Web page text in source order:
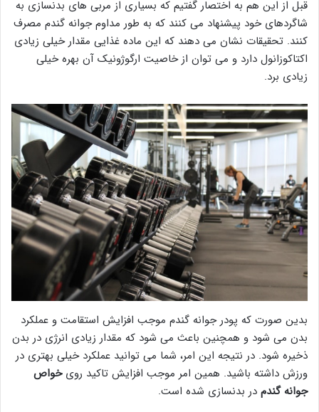
قبل از این هم به اختصار گفتیم که بسیاری از مربی های بدنسازی به
شاگردهای خود پیشنهاد می کنند که به طور مداوم جوانه گندم مصرف
کنند. تحقیقات نشان می دهند که این ماده غذایی مقدار خیلی زیادی
اکتاکوزانول دارد و می توان از خاصیت ارگوژونیک آن بهره خیلی
زیادی برد.
بدین صورت که پودر جوانه گندم موجب افزایش استقامت و عملکرد
بدن می شود و همچنین باعث می شود که مقدار زیادی انرژی در بدن
ذخیره شود. در نتیجه این امر، شما می توانید عملکرد خیلی بهتری در
ورزش داشته باشید. همین امر موجب افزایش تاکید رویخواص
جوانه گندم در بدنسازی شده است.